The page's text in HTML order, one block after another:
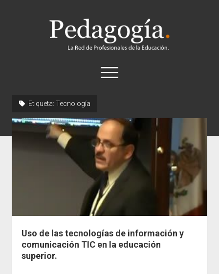
Pedagogía
abrir
el
Historia
Concepto
Entrevistas
Destacados
Biografías
Recursos
General
Escuelas
Contacto
Etiqueta: Tecnología
Uso de las tecnologías de información y
comunicación TIC en la educación
superior.